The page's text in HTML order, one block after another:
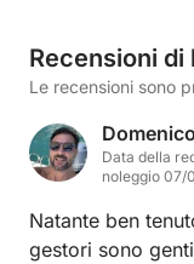
Recensioni di
Le recensioni sono
Domenico
Data della
noleggio 07/
Natante ben
gestori sono